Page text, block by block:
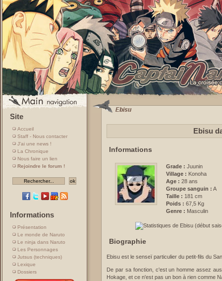
Site
Accueil
Staff - Nous contacter
J'ai une news !
La Chronique
Nous faire un lien
Rejoindre le forum !
Informations
Présentation
Le monde de Naruto
Le ninja dans Naruto
Les Personnages
Jutsus (techniques)
Lexique
Dossiers
Ebisu
Informations
Grade : Juunin
Village : Konoha
Age : 28 ans
Groupe sanguin : A
Taille : 181 cm
Poids : 67,5 Kg
Genre : Masculin
Biographie
Ebisu est le senseï particulier du petit-fils du
De par sa fonction, c'est un homme assez
Hokage, et ce n'est pas un bon à rien comme